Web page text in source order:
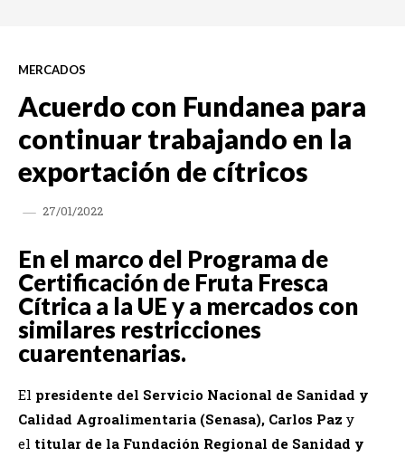
MERCADOS
Acuerdo con Fundanea para
continuar trabajando en la
exportación de cítricos
27/01/2022
En el marco del Programa de
Certificación de Fruta Fresca
Cítrica a la UE y a mercados con
similares restricciones
cuarentenarias.
El presidente del Servicio Nacional de Sanidad y
Calidad Agroalimentaria (Senasa), Carlos Paz y
el titular de la Fundación Regional de Sanidad y